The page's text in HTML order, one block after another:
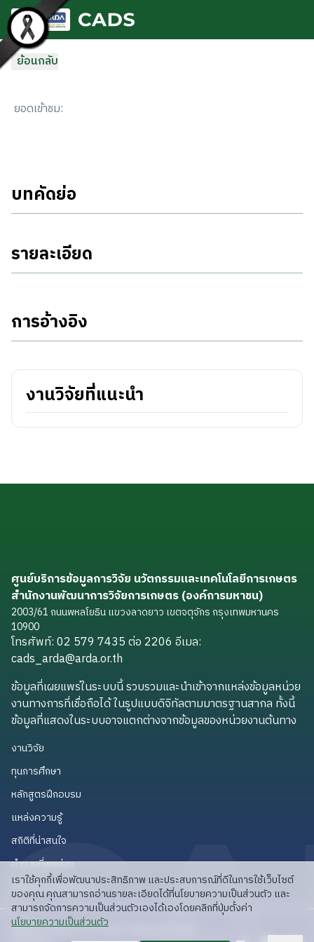
ข้ามไปยังเนื้อหาหลัก
ย้อนกลับ
ยอดเข้าชม:
บทคัดย่อ
รายละเอียด
การอ้างอิง
งานวิจัยที่แนะนำ
ศูนย์บริการข้อมูลการวิจัย นวัตกรรมและเทคโนโลยีการเกษตร
สำนักงานพัฒนาการวิจัยการเกษตร (องค์การมหาชน)
2003/61 ถนนพหลโยธิน แขวงลาดยาว เขตจตุจักร กรุงเทพมหานคร
10900
โทรศัพท์: 02 579 7435 ต่อ 2206 อีเมล:
cads_arda@arda.or.th
ข้อมูลที่เผยแพร่ในระบบนี้ รวบรวมและนำเข้าจากแหล่งข้อมูลหน่วย
งานทางการที่เชื่อถือได้ ในรูปแบบดิจิทัลตามมาตรฐานสากล ทั้งนี้
ข้อมูลที่แสดงในระบบอาจแตกต่างจากข้อมูลของหน่วยงานต้นทาง
งานวิจัย
ทุนการศึกษา
หลักสูตรฝึกอบรม
แหล่งความรู้แหล่งความรู้
สถิติที่น่าสนใจ
คำถามที่พบบ่อยคำถามที่พบบ่อย
API สำหรับนักพัฒนาAPI สำหรับนักพัฒนา
ลิขสิทธิ์ © 2025 สวก: สำนักงานพัฒนาการวิจัย
เราใช้คุกกี้เพื่อพัฒนาประสิทธิภาพ และประสบการณ์ที่ดีในการใช้เว็บไซต์
ของคุณ คุณสามารถอ่านรายละเอียดได้ที่นโยบายความเป็นส่วนตัว และ
สามารถจัดการความเป็นส่วนตัวเองได้เองโดยคลิกที่ปุ่มตั้งค่า
read privacy policy
นโยบายความเป็นส่วนตัว